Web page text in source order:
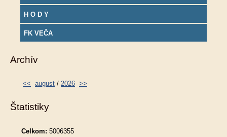
H O D Y
FK VEČA
Archív
<< august / 2026 >>
Štatistiky
Celkom: 5006355